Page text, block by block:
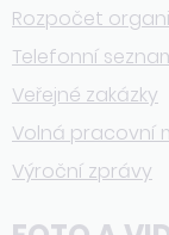
Rozpočet
Telefonní
Veřejné zakázky
Volná pracovní
Výroční zprávy